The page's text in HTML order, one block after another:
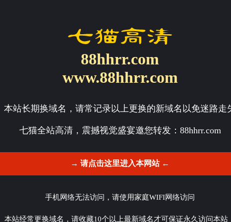
88hhrr.com
www.88hhrr.com
本站长期换域名，请常记录以上更换的新域名以免迷路走
七猫全站高清，震撼视觉盛宴邀您转发： 88hhrr.com
→ 请点击这里进入本网站 ←
手机网络无法访问，请使用家庭WIFI网络访问
本站经常更换域名，请收藏10个以上最新域名才可保证永久访问本站